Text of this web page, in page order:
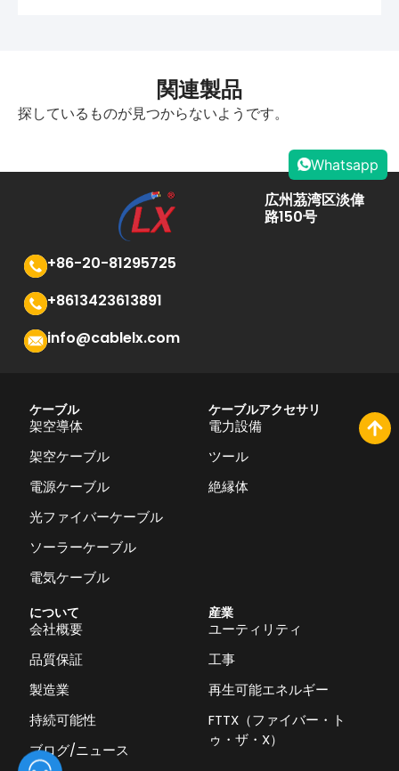
関連製品
探しているものが見つからないようです。
広州茘湾区淡偉
路150号
+86-20-81295725
+8613423613891
info@cablelx.com
ケーブル
架空導体
架空ケーブル
電源ケーブル
光ファイバーケーブル
ソーラーケーブル
電気ケーブル
ケーブルアクセサリ
電力設備
ツール
絶縁体
について
会社概要
品質保証
製造業
持続可能性
ブログ/ニュース
産業
ユーティリティ
工事
再生可能エネルギー
FTTX（ファイバー・ト
ゥ・ザ・X）
Whatsapp